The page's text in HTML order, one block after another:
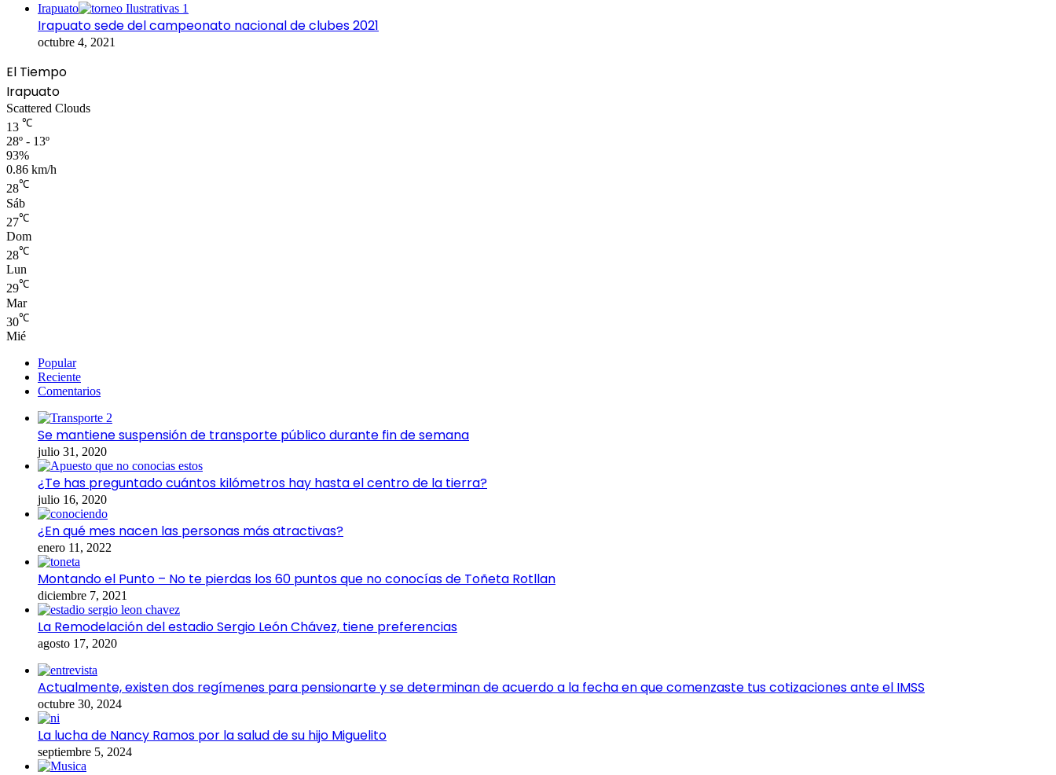
Irapuato
Irapuato sede del campeonato nacional de clubes 2021
octubre 4, 2021
El Tiempo
Irapuato
Scattered Clouds
13 ℃
28º - 13º
93%
0.86 km/h
28℃
Sáb
27℃
Dom
28℃
Lun
29℃
Mar
30℃
Mié
Popular
Reciente
Comentarios
Se mantiene suspensión de transporte público durante fin de semana
julio 31, 2020
¿Te has preguntado cuántos kilómetros hay hasta el centro de la tierra?
julio 16, 2020
¿En qué mes nacen las personas más atractivas?
enero 11, 2022
Montando el Punto – No te pierdas los 60 puntos que no conocías de Toñeta Rotllan
diciembre 7, 2021
La Remodelación del estadio Sergio León Chávez, tiene preferencias
agosto 17, 2020
Actualmente, existen dos regímenes para pensionarte y se determinan de acuerdo a la fecha en que comenzaste tus cotizaciones ante el IMSS
octubre 30, 2024
La lucha de Nancy Ramos por la salud de su hijo Miguelito
septiembre 5, 2024